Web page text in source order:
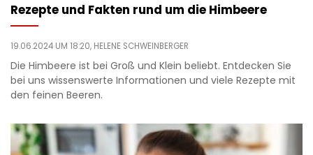
Rezepte und Fakten rund um die Himbeere
19.06.2024 UM 18:20, HELENE SCHWEINBERGER
Die Himbeere ist bei Groß und Klein beliebt. Entdecken Sie
bei uns wissenswerte Informationen und viele Rezepte mit
den feinen Beeren.